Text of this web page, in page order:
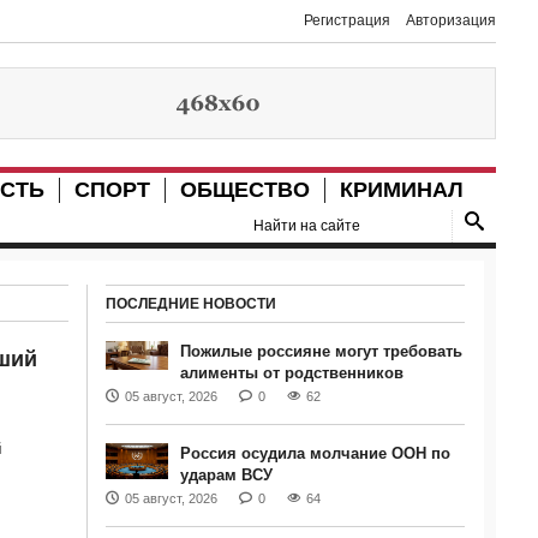
Регистрация Авторизация
СПОРТ ОБЩЕСТВО КРИМИНАЛ
ПОСЛЕДНИЕ НОВОСТИ
Пожилые россияне могут требовать
алименты от родственников
05 август, 2026 0 62
Россия осудила молчание ООН по
ударам ВСУ
05 август, 2026 0 64